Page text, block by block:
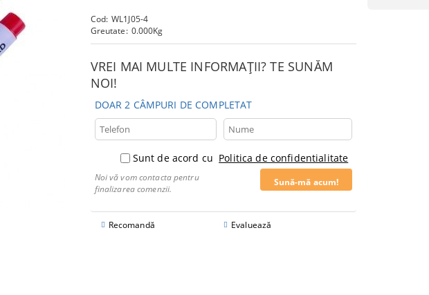
Cod: WL1J05-4
Greutate: 0.000Kg
VREI MAI MULTE INFORMAȚII? TE SUNĂM
NOI!
DOAR 2 CÂMPURI DE COMPLETAT
Sunt de acord cu Politica de confidentialitate
Noi vă vom contacta pentru
finalizarea comenzii.
Recomandă Evaluează